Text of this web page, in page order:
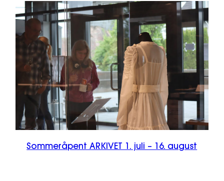
Sommeråpent ARKIVET 1. juli – 16. august